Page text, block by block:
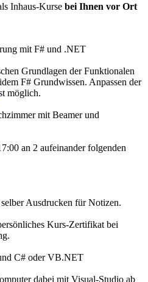
Inhaus-Kurse bei Ihnen vor Ort
mit F# und .NET
Grundlagen der Funktionalen
F# Grundwissen. Anpassen der
möglich.
mit Beamer und
an 2 aufeinander folgenden
Ausdrucken für Notizen.
Kurs-Zertifikat bei
C# oder VB.NET
dabei mit Visual-Studio ab